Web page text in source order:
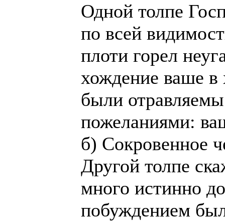
Одной толпе
по всей
плоти горел
хождение ваше
были
пожеланиями:
б) Сокровенное
Другой толпе
много истинно
побуждением